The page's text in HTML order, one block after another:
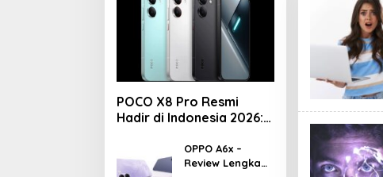
POCO X8 Pro Resmi
Hadir di Indonesia 2026:
Performa di Kelas 5
Jutaan?
OPPO A6x –
Review Lengkap